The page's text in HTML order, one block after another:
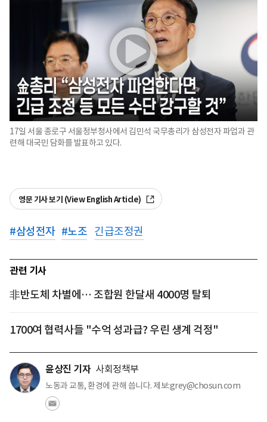
17일 서울 종로구 서울정부청사에서 김민석 국무총리가 삼성전자 파업과 관
련해 대국민 담화를 발표하고 있다.
영문 기사 보기 (View English Article)
#삼성전자 #노조 긴급조정권
관련 기사
非반도체 차별에… 조합원 한달새 4000명 탈퇴
1700여 협력사들 "수억 성과급? 우린 생계 걱정"
윤상진 기자 사회정책부
노동과 교통, 환경에 관해 씁니다. 제보:grey@chosun.com